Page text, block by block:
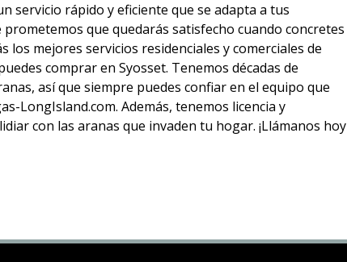
servicio rápido y eficiente que se adapta a tus
prometemos que quedarás satisfecho cuando concretes
los mejoresservicios residenciales y comerciales de
comprar en Syosset. Tenemos décadas de
así que siempre puedesconfiar en el equipo que
LongIsland.com. Además, tenemos licencia y
con las aranas que invaden tu hogar. ¡Llámanos hoy